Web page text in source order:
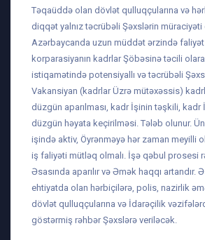
Təqaüddə olan dövlət qulluqçularına və
diqqət yalnız təcrübəli Şəxslərin müraciyəti
Azərbaycanda uzun müddət ərzində
korparasiyanın kadrlar Şöbəsinə təcili
istiqamətində potensiyallı və təcrübəli
Vakansiyan (kadrlar Üzrə mütəxəssis)
düzgün aparılması, kadr İşinin təşkili, kadr
düzgün həyata keçirilməsi. Tələb olunur.
işində aktiv, Öyrənməyə hər zaman meyilli
iş faliyəti mütləq olmalı. İşə qəbul prosesi
Əsasında aparılır və Əmək haqqı artandır.
ehtiyatda olan hərbiçilərə, polis, nazirlik
dövlət qulluqçularına və İdarəçilik
göstərmiş rəhbər Şəxslərə veriləcək.